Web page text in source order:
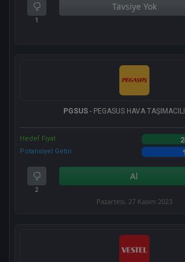
1
Tavsiye Yok
PGSUS- PEGASUS HAVA
Hedef Fiyat
Potansiyel Getiri
2
Al
Pazartesi, 27 Kasım 2023